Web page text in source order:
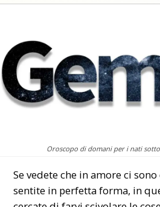
Oroscopo di domani per i nati
Se vedete che in amore ci
sentite in perfetta forma, in